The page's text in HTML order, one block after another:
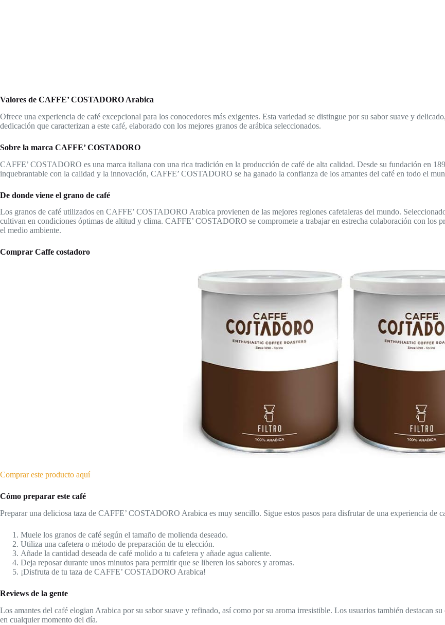
Valores de CAFFE’ COSTADORO Arabica
Ofrece una experiencia de café excepcional para los conocedores más exigentes. Esta variedad se distingue por su sabor suave y
dedicación que caracterizan a este café, elaborado con los mejores granos de arábica seleccionados.
Sobre la marca CAFFE’ COSTADORO
CAFFE’ COSTADORO es una marca italiana con una rica tradición en la producción de café de alta calidad. Desde su fundación en
inquebrantable con la calidad y la innovación, CAFFE’ COSTADORO se ha ganado la confianza de los amantes del café en todo el
De donde viene el grano de café
Los granos de café utilizados en CAFFE’ COSTADORO Arabica provienen de las mejores regiones cafetaleras del mundo.
cultivan en condiciones óptimas de altitud y clima. CAFFE’ COSTADORO se compromete a trabajar en estrecha colaboración con los
el medio ambiente.
Comprar Caffe costadoro
Comprar este producto aquí
Cómo preparar este café
Preparar una deliciosa taza de CAFFE’ COSTADORO Arabica es muy sencillo. Sigue estos pasos para disfrutar de una experiencia de
Muele los granos de café según el tamaño de molienda deseado.
Utiliza una cafetera o método de preparación de tu elección.
Añade la cantidad deseada de café molido a tu cafetera y añade agua caliente.
Deja reposar durante unos minutos para permitir que se liberen los sabores y aromas.
¡Disfruta de tu taza de CAFFE’ COSTADORO Arabica!
Reviews de la gente
Los amantes del café elogian Arabica por su sabor suave y refinado, así como por su aroma irresistible. Los usuarios también destacan
en cualquier momento del día.